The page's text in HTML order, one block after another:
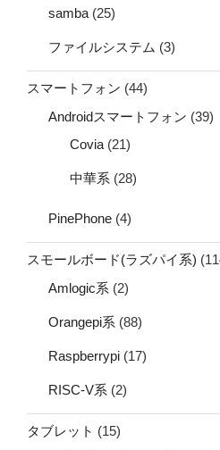
samba (25)
ファイルシステム (3)
スマートフォン (44)
Androidスマートフォン (39)
Covia (21)
中華系 (28)
PinePhone (4)
スモールボード(ラズパイ系)
Amlogic系 (2)
Orangepi系 (88)
Raspberrypi (17)
RISC-V系 (2)
タブレット (15)